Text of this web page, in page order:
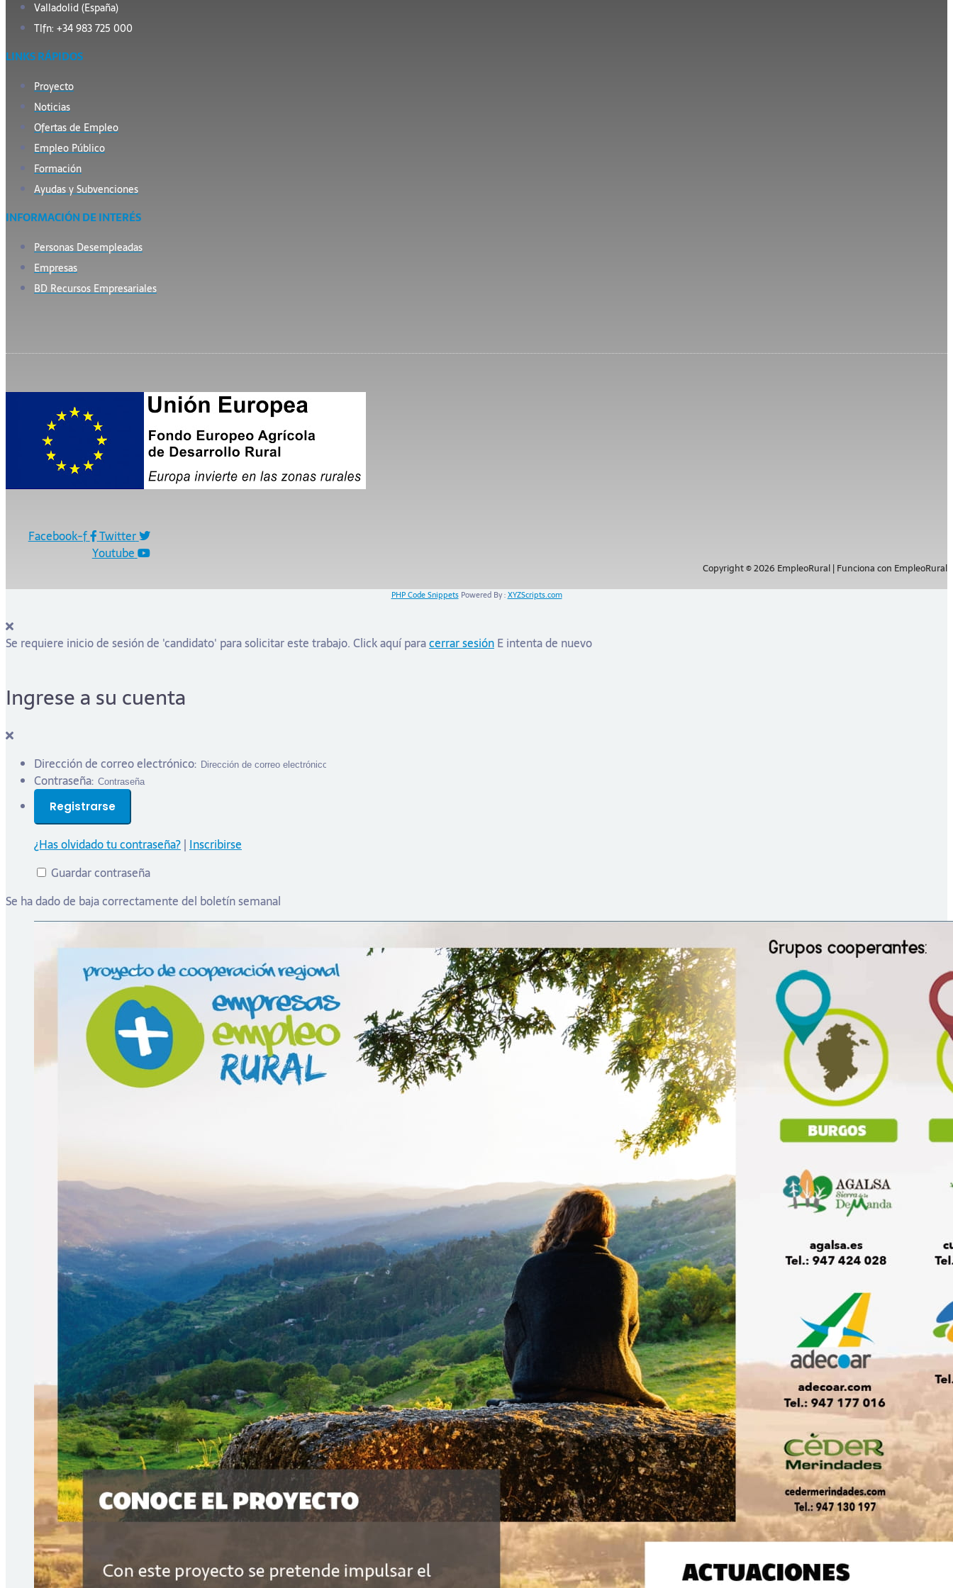
Valladolid (España)
Tlfn: +34 983 725 000
LINKS RÁPIDOS
Proyecto
Noticias
Ofertas de Empleo
Empleo Público
Formación
Ayudas y Subvenciones
INFORMACIÓN DE INTERÉS
Personas Desempleadas
Empresas
BD Recursos Empresariales
Facebook-f
Twitter
Youtube
Copyright © 2026 EmpleoRural | Funciona con EmpleoRural
PHP Code SnippetsPowered By :XYZScripts.com
Se requiere inicio de sesión de 'candidato' para solicitar este trabajo.Click aquí paracerrar sesiónE intenta de nuevo
Ingrese a su cuenta
Dirección de correo electrónico:
Contraseña:
¿Has olvidado tu contraseña?| Inscribirse
Guardar contraseña
Se ha dado de baja correctamente del boletín semanal